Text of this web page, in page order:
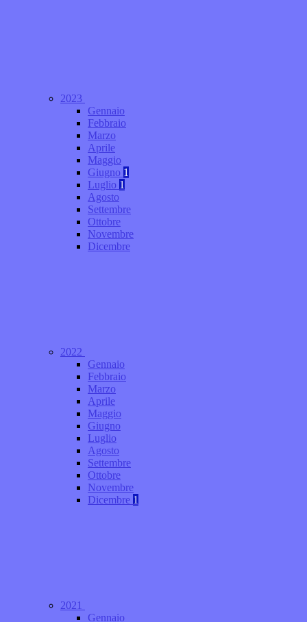
2023
Gennaio
Febbraio
Marzo
Aprile
Maggio
Giugno 1
Luglio 1
Agosto
Settembre
Ottobre
Novembre
Dicembre
2022
Gennaio
Febbraio
Marzo
Aprile
Maggio
Giugno
Luglio
Agosto
Settembre
Ottobre
Novembre
Dicembre 1
2021
Gennaio